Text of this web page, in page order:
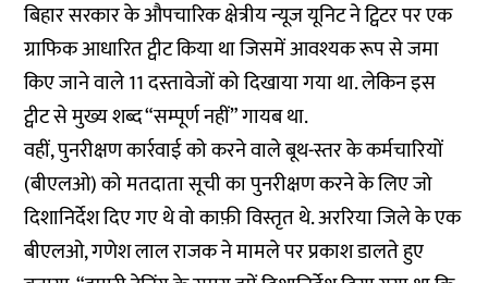
बिहार सरकार के औपचारिक क्षेत्रीय न्यूज यूनिट ने ट्विटर पर एक
ग्राफिक आधारित ट्वीट किया था जिसमें आवश्यक रूप से जमा
किए जाने वाले 11 दस्तावेजों को दिखाया गया था. लेकिन इस
ट्वीट से मुख्य शब्द “सम्पूर्ण नहीं” गायब था.
वहीं, पुनरीक्षण कार्रवाई को करने वाले बूथ-स्तर के कर्मचारियों
(बीएलओ) को मतदाता सूची का पुनरीक्षण करने के लिए जो
दिशानिर्देश दिए गए थे वो काफ़ी विस्तृत थे. अररिया जिले के एक
बीएलओ, गणेश लाल राजक ने मामले पर प्रकाश डालते हुए